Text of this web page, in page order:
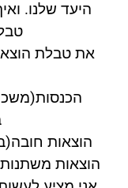
היעד שלנו.
את טבלת
הוצאות
הוצאות